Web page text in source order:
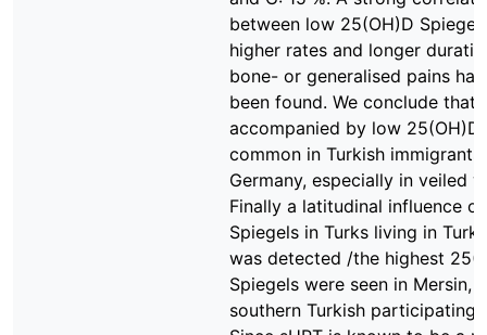
between low 25(OH)D
higher rates and longer
bone- or generalised pains
been found. We conclude that
accompanied by low 25(OH)D
common in Turkish immigrants
Germany, especially in veiled
Finally a latitudinal influence
Spiegels in Turks living in
was detected /the highest
Spiegels were seen in Mersin,
southern Turkish participating